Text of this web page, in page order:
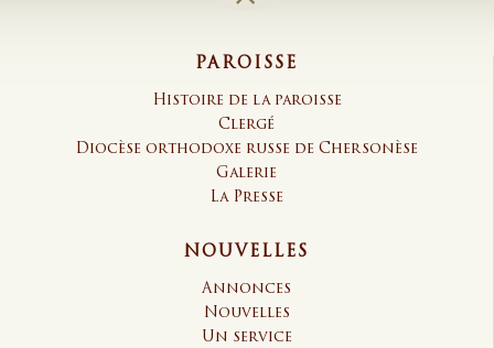
PAROISSE
Histoire de la paroisse
Clergé
Diocèse orthodoxe russe de Chersonèse
Galerie
La Presse
NOUVELLES
Annonces
Nouvelles
Un service